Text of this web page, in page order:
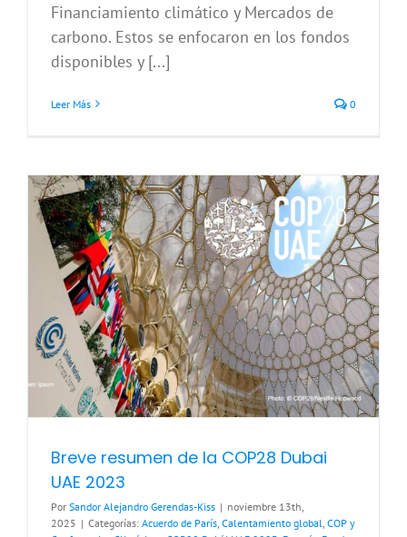
Financiamiento climático y Mercados de
carbono. Estos se enfocaron en los fondos
disponibles y [...]
Leer Más 0
Breve resumen de la COP28 Dubai
UAE 2023
Por Sandor Alejandro Gerendas-Kiss | noviembre 13th,
2025 | Categorías: Acuerdo de París Calentamiento global COP y